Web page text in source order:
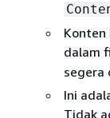
Konten
dalam
segera
Ini
Tidak